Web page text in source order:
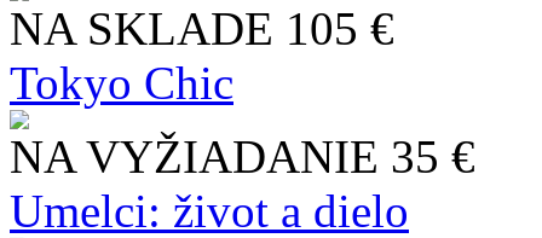
NA SKLADE 105 €
Tokyo Chic
NA VYŽIADANIE 35 €
Umelci: život a dielo